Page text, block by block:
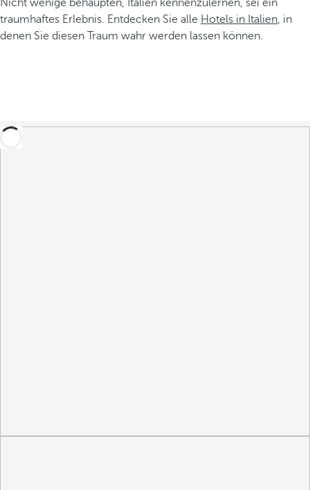
Nicht wenige behaupten, Italien kennenzulernen, sei ein
traumhaftes Erlebnis. Entdecken Sie alle Hotels in Italien, in
denen Sie diesen Traum wahr werden lassen können.